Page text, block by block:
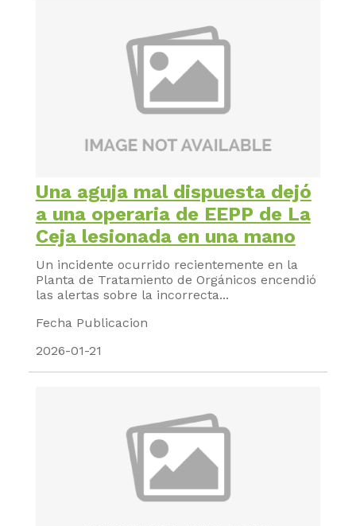
Una aguja mal dispuesta dejó
a una operaria de EEPP de La
Ceja lesionada en una mano
Un incidente ocurrido recientemente en la
Planta de Tratamiento de Orgánicos encendió
las alertas sobre la incorrecta...
Fecha Publicacion
2026-01-21